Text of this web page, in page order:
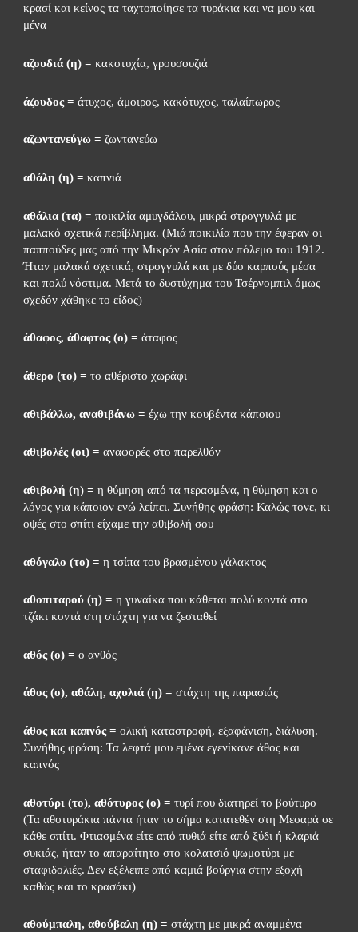
κρασί και κείνος τα ταχτοποίησε τα τυράκια και να μου και
μένα
αζουδιά (η) = κακοτυχία, γρουσουζιά
άζουδος = άτυχος, άμοιρος, κακότυχος, ταλαίπωρος
αζωντανεύγω = ζωντανεύω
αθάλη (η) = καπνιά
αθάλια (τα) = ποικιλία αμυγδάλου, μικρά στρογγυλά με
μαλακό σχετικά περίβλημα. (Μιά ποικιλία που την έφεραν οι
παππούδες μας από την Μικράν Ασία στον πόλεμο του 1912.
Ήταν μαλακά σχετικά, στρογγυλά και με δύο καρπούς μέσα
και πολύ νόστιμα. Μετά το δυστύχημα του Τσέρνομπιλ όμως
σχεδόν χάθηκε το είδος)
άθαφος, άθαφτος (ο) = άταφος
άθερο (το) = το αθέριστο χωράφι
αθιβάλλω, αναθιβάνω = έχω την κουβέντα κάποιου
αθιβολές (οι) = αναφορές στο παρελθόν
αθιβολή (η) = η θύμηση από τα περασμένα, η θύμηση και ο
λόγος για κάποιον ενώ λείπει. Συνήθης φράση: Καλώς τονε, κι
οψές στο σπίτι είχαμε την αθιβολή σου
αθόγαλο (το) = η τσίπα του βρασμένου γάλακτος
αθοπιταρού (η) = η γυναίκα που κάθεται πολύ κοντά στο
τζάκι κοντά στη στάχτη για να ζεσταθεί
αθός (ο) = ο ανθός
άθος (ο), αθάλη, αχυλιά (η) = στάχτη της παρασιάς
άθος και καπνός = ολική καταστροφή, εξαφάνιση, διάλυση.
Συνήθης φράση: Τα λεφτά μου εμένα εγενίκανε άθος και
καπνός
αθοτύρι (το), αθότυρος (ο) = τυρί που διατηρεί το βούτυρο
(Τα αθοτυράκια πάντα ήταν το σήμα κατατεθέν στη Μεσαρά σε
κάθε σπίτι. Φτιασμένα είτε από πυθιά είτε από ξύδι ή κλαριά
συκιάς, ήταν το απαραίτητο στο κολατσιό ψωμοτύρι με
σταφιδολιές. Δεν εξέλειπε από καμιά βούργια στην εξοχή
καθώς και το κρασάκι)
αθούμπαλη, αθούβαλη (η) = στάχτη με μικρά αναμμένα